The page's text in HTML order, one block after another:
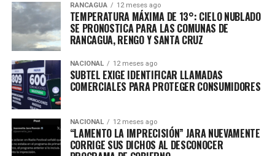
RANCAGUA 12 meses ago
TEMPERATURA MÁXIMA DE 13°: CIELO NUBLADO
SE PRONOSTICA PARA LAS COMUNAS DE
RANCAGUA, RENGO Y SANTA CRUZ
NACIONAL 12 meses ago
SUBTEL EXIGE IDENTIFICAR LLAMADAS
COMERCIALES PARA PROTEGER CONSUMIDORES
NACIONAL 12 meses ago
“LAMENTO LA IMPRECISIÓN” JARA NUEVAMENTE
CORRIGE SUS DICHOS AL DESCONOCER